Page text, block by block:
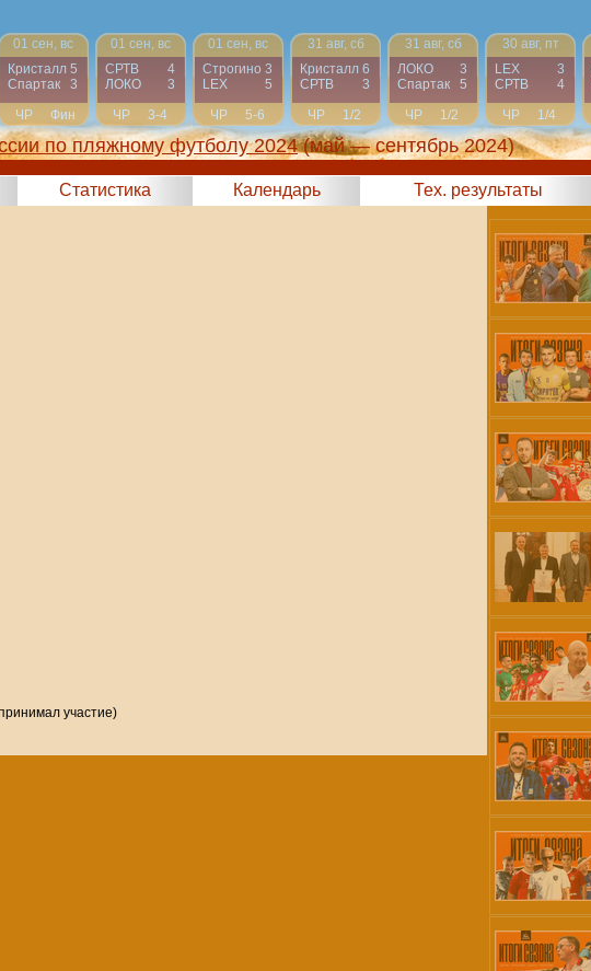
01 сен, вс
Кристалл 5
Спартак
3
ЧР
Фин
01 сен, вс
СРТВ
4
ЛОКО
3
ЧР
3-4
01 сен, вс
Строгино 3
LEX
5
ЧР
5-6
31 авг, сб
Кристалл 6
СРТВ
3
ЧР
1/2
31 авг, сб
ЛОКО
3
Спартак
5
ЧР
1/2
30 авг, пт
LEX
3
СРТВ
4
ЧР
1/4
по пляжному футболу 2024 (май — сентябрь 2024)
Статистика Календарь Тех. результаты
участие)